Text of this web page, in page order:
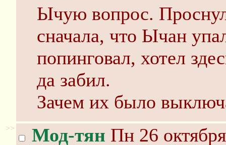
Ычую вопрос.
сначала, что Ычан
попинговал, хотел
да забил.
Зачем их было
>> Мод-тян Пн 26